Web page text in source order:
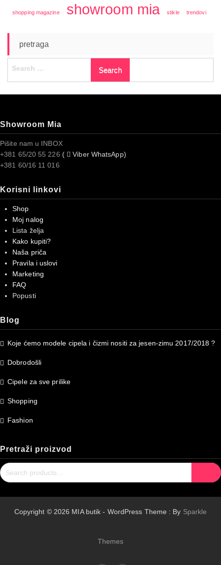
shopping magazine showroom mia stikle trendovi
pretraga
Showroom Mia
Pišite nam u INBOX
+381 65/20 55 226 (
Viber WhatsApp)
+381 60/16 11 016
Korisni linkovi
Shop
Moj nalog
Lista želja
Kako kupiti?
Naša priča
Pravila i uslovi
Marketing
FAQ
Popusti
Blog
Koje ćemo modele cipela i čizmi nositi za jesen-zimu 2017/2018 ?
Dobrodošli
Cipele za sve prilike
Shopping
Fashion
Pretraži proizvod
Search
for:
Copyright © 2026 MIA butik - WordPress Theme : By Sparkle
Themes